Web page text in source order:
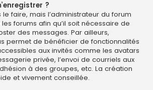
?
faire, mais l’administrateur du forum
forums afin qu’il soit nécessaire de
des messages. Par ailleurs,
permet de bénéficier de fonctionnalités
aux invités comme les avatars
privée, l’envoi de courriels aux
à des groupes, etc. La création
et vivement conseillée.